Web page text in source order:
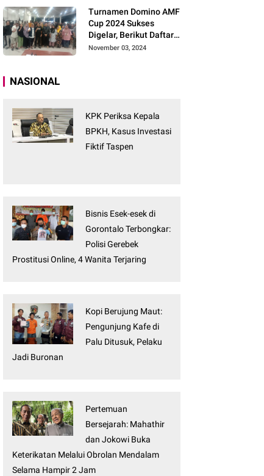
Turnamen Domino AMF
Cup 2024 Sukses
Digelar, Berikut Daftar
Pemenangnya
November 03, 2024
NASIONAL
KPK Periksa Kepala
BPKH, Kasus Investasi
Fiktif Taspen
Bisnis Esek-esek di
Gorontalo Terbongkar:
Polisi Gerebek
Prostitusi Online, 4 Wanita Terjaring
Kopi Berujung Maut:
Pengunjung Kafe di
Palu Ditusuk, Pelaku
Jadi Buronan
Pertemuan
Bersejarah: Mahathir
dan Jokowi Buka
Keterikatan Melalui Obrolan Mendalam
Selama Hampir 2 Jam